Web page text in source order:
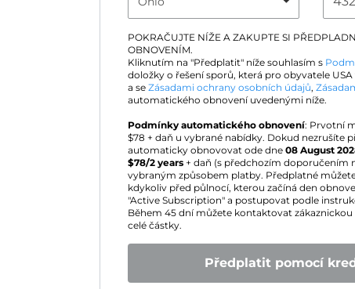
POKRAČUJTE NÍŽE A ZAKUPTE SI
OBNOVENÍM.
Kliknutím na "Předplatit" níže souhlasím s
doložky o řešení sporů, která pro obyvatele
a se Zásadami ochrany osobních údajů,
automatického obnovení uvedenými níže.
Podmínky automatického obnovení: Prvotní
$78 + daň u vybrané nabídky. Dokud nezrušíte
automaticky obnovovat ode dne 08 August
$78/2 years + daň (s předchozím doporučením
vybraným způsobem platby. Předplatné
kdykoliv před půlnocí, kterou začíná den
"Active Subscription" a postupovat podle
Během 45 dní můžete kontaktovat
celé částky.
Předplatit pomocí